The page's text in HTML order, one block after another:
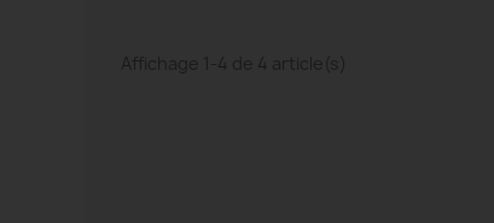
Affichage 1-4 de 4 article(s)